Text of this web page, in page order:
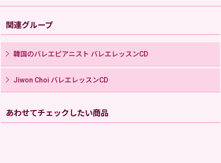
関連グループ
韓国のバレエピアニスト バレエレッスンCD
Jiwon Choi バレエレッスンCD
あわせてチェックしたい商品